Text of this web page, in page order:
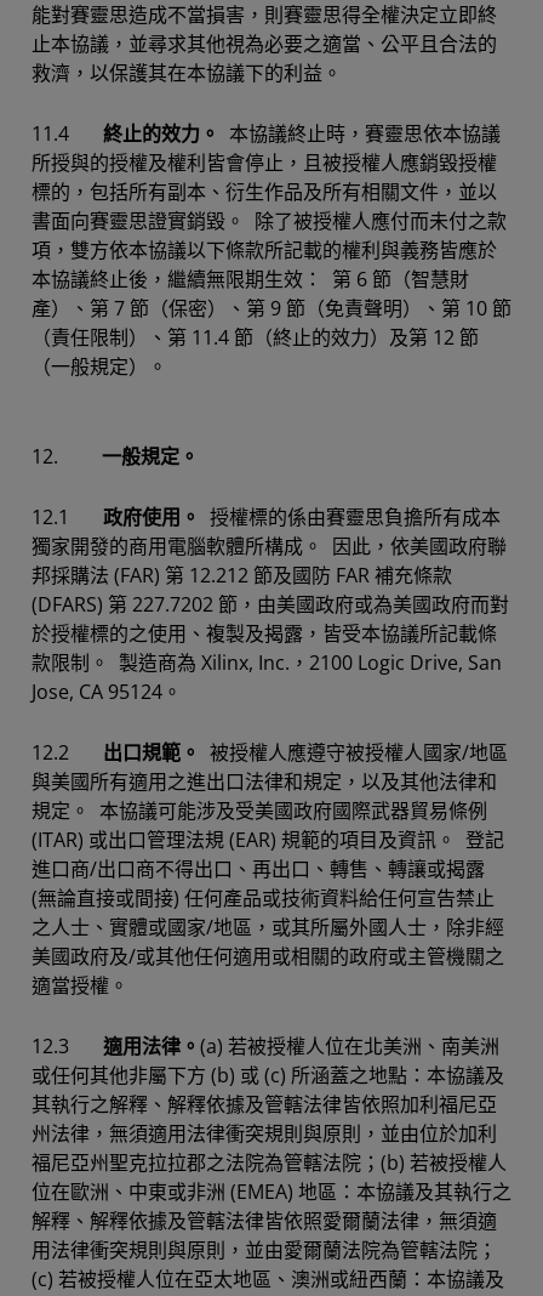
能對賽靈思造成不當損害，則賽靈思得全權決定立即終
止本協議，並尋求其他視為必要之適當、公平且合法的
救濟，以保護其在本協議下的利益。
11.4 終止的效力。
本協議終止時，賽靈思依本協議
所授與的授權及權利皆會停止，且被授權人應銷毀授權
標的，包括所有副本、衍生作品及所有相關文件，並以
書面向賽靈思證實銷毀。 除了被授權人應付而未付之款
項，雙方依本協議以下條款所記載的權利與義務皆應於
本協議終止後，繼續無限期生效： 第 6 節（智慧財
產）、第 7 節（保密）、第 9 節（免責聲明）、第 10 節
（責任限制）、第 11.4 節（終止的效力）及第 12 節
（一般規定）。
12. 一般規定。
12.1 政府使用。 授權標的係由賽靈思負擔所有成本
獨家開發的商用電腦軟體所構成。 因此，依美國政府聯
邦採購法 (FAR) 第 12.212 節及國防 FAR 補充條款
(DFARS) 第 227.7202 節，由美國政府或為美國政府而對
於授權標的之使用、複製及揭露，皆受本協議所記載條
款限制。 製造商為 Xilinx, Inc.，2100 Logic Drive, San
Jose, CA 95124。
12.2 出口規範。 被授權人應遵守被授權人國家/地區
與美國所有適用之進出口法律和規定，以及其他法律和
規定。 本協議可能涉及受美國政府國際武器貿易條例
(ITAR) 或出口管理法規 (EAR) 規範的項目及資訊。 登記
進口商/出口商不得出口、再出口、轉售、轉讓或揭露
(無論直接或間接) 任何產品或技術資料給任何宣告禁止
之人士、實體或國家/地區，或其所屬外國人士，除非經
美國政府及/或其他任何適用或相關的政府或主管機關之
適當授權。
12.3 適用法律。 (a) 若被授權人位在北美洲、南美洲
或任何其他非屬下方 (b) 或 (c) 所涵蓋之地點：本協議及
其執行之解釋、解釋依據及管轄法律皆依照加利福尼亞
州法律，無須適用法律衝突規則與原則，並由位於加利
福尼亞州聖克拉拉郡之法院為管轄法院；(b) 若被授權人
位在歐洲、中東或非洲 (EMEA) 地區：本協議及其執行之
解釋、解釋依據及管轄法律皆依照愛爾蘭法律，無須適
用法律衝突規則與原則，並由愛爾蘭法院為管轄法院；
(c) 若被授權人位在亞太地區、澳洲或紐西蘭：本協議及